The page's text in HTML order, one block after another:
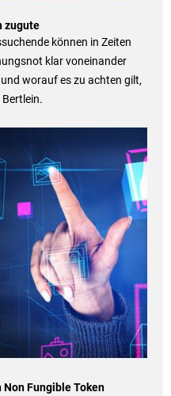
zugute
können in Zeiten
klar voneinander
worauf es zu achten gilt,
Fungible Token